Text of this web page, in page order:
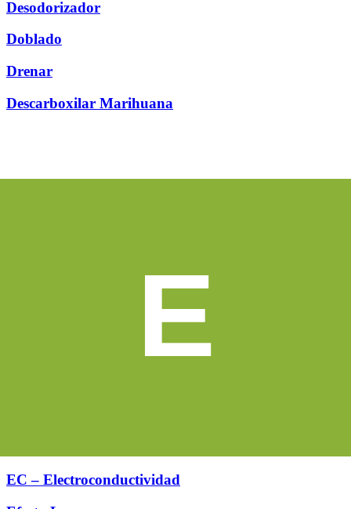
Desodorizador
Doblado
Drenar
Descarboxilar Marihuana
E
EC – Electroconductividad